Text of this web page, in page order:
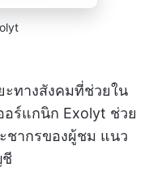
ทางสังคมที่ช่วยใน
อร์แกนิก Exolyt ช่วย
ชากรของผู้ชม แนว
ชี